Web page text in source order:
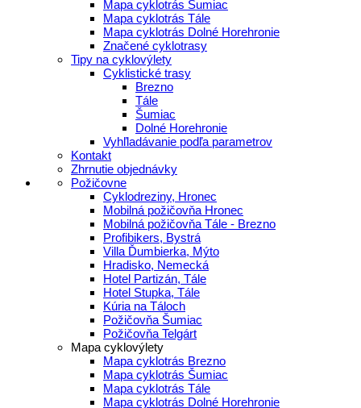
Mapa cyklotrás Šumiac
Mapa cyklotrás Tále
Mapa cyklotrás Dolné Horehronie
Značené cyklotrasy
Tipy na cyklovýlety
Cyklistické trasy
Brezno
Tále
Šumiac
Dolné Horehronie
Vyhľladávanie podľa parametrov
Kontakt
Zhrnutie objednávky
Požičovne
Cyklodreziny, Hronec
Mobilná požičovňa Hronec
Mobilná požičovňa Tále - Brezno
Profibikers, Bystrá
Villa Ďumbierka, Mýto
Hradisko, Nemecká
Hotel Partizán, Tále
Hotel Stupka, Tále
Kúria na Táloch
Požičovňa Šumiac
Požičovňa Telgárt
Mapa cyklovýlety
Mapa cyklotrás Brezno
Mapa cyklotrás Šumiac
Mapa cyklotrás Tále
Mapa cyklotrás Dolné Horehronie